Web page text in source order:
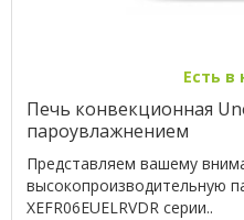
Есть в
Печь конвекционная
пароувлажнением
Представляем вашему
высокопроизводительную
XEFR06EUELRVDR серии..